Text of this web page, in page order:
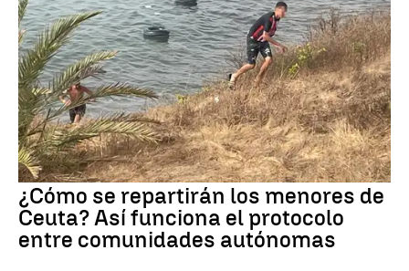
¿Cómo se repartirán los menores de
Ceuta? Así funciona el protocolo
entre comunidades autónomas